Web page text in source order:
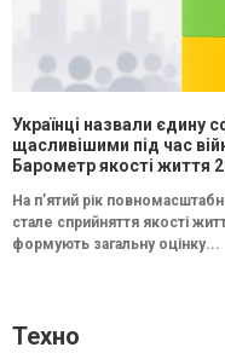
Українці назвали єдину
щасливішими під час
Барометр якості життя
На п’ятий рік
стале сприйняття якості
формують загальну оцінку...
Техно